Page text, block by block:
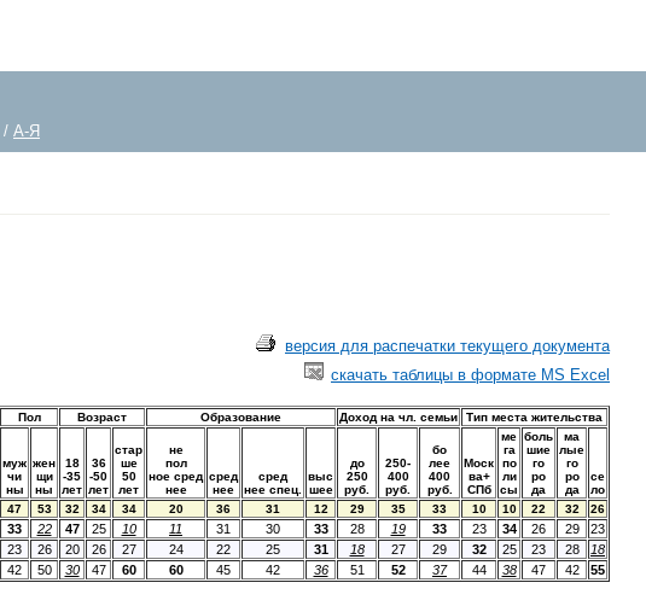
/ А-Я
версия для распечатки текущего документа
скачать таблицы в формате MS Excel
Пол Возраст Образование Доход на чл. семьи Тип места жительства
муж
чи
ны
жен
щи
ны
18
-35
лет
36
-50
лет
стар
ше
50
лет
не
пол
ное сред
нее
сред
нее
сред
нее спец.
выс
шее
до
250
руб.
250-
400
руб.
бо
лее
400
руб.
Моск
ва+
СПб
ме
га
по
ли
сы
боль
шие
го
ро
да
ма
лые
го
ро
да
се
ло
47 53 32 34 34 20 36 31 12 29 35 33 10 10 22 32 26
33 22 47 25 10 11 31 30 33 28 19 33 23 34 26 29
23
23 26 20 26 27 24 22 25 31 18 27 29 32 25 23 28
18
42 50 30 47 60 60 45 42 36 51 52 37 44 38 47 42 55